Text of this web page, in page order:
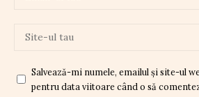
Salvează-mi numele, emailul și site-ul
pentru data viitoare când o să